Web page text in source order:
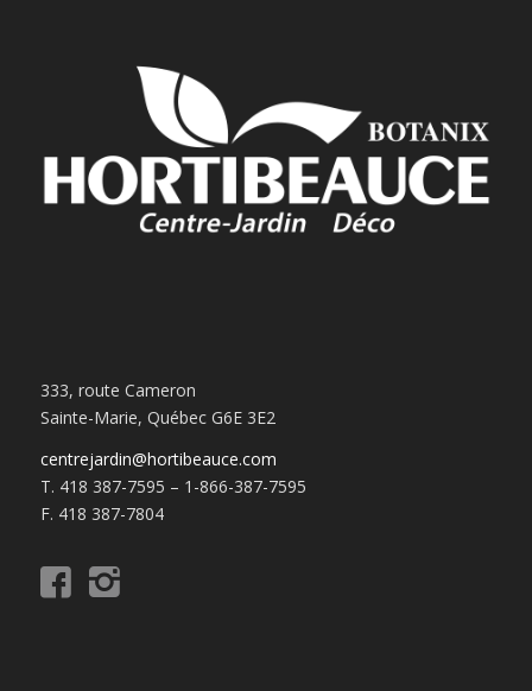
333, route Cameron
Sainte-Marie, Québec G6E 3E2
centrejardin@hortibeauce.com
T. 418 387-7595 – 1-866-387-7595
F. 418 387-7804